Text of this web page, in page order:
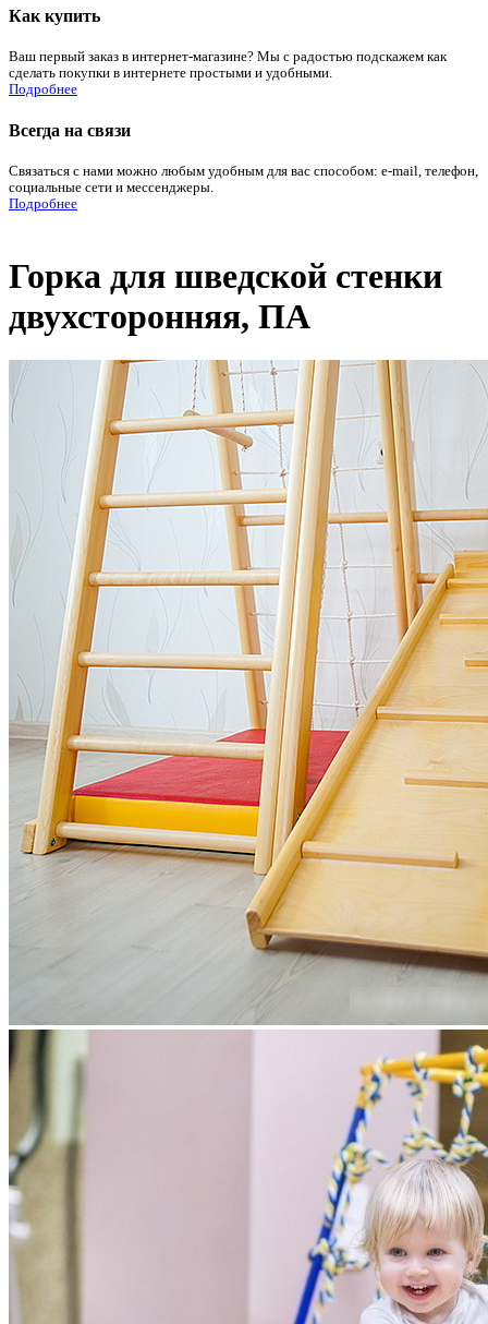
Как купить
Ваш первый заказ в интернет-магазине? Мы с радостью подскажем как
сделать покупки в интернете простыми и удобными.
Подробнее
Всегда на связи
Связаться с нами можно любым удобным для вас способом: e-mail, телефон,
социальные сети и мессенджеры.
Подробнее
Горка для шведской стенки
двухсторонняя, ПА